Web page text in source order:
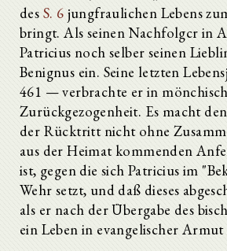
des S. 6 jungfraulichen Lebens
bringt. Als seinen Nachfolgcr in
Patricius noch selber seinen
Benignus ein. Seine letzten
461 — verbrachte er in
Zurückgezogenheit. Es macht
der Rücktritt nicht ohne
aus der Heimat kommenden
ist, gegen die sich Patricius im
Wehr setzt, und daß dieses
als er nach der Übergabe des
ein Leben in evangelischer